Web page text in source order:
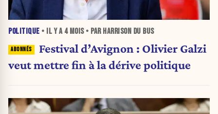
POLITIQUE • IL Y A 4 MOIS• PAR HARRISON DU BUS
Festival d’Avignon : Olivier Galzi
veut mettre fin à la dérive politique